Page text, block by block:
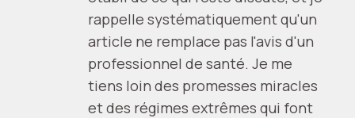
rappelle systématiquement qu'un
article ne remplace pas l'avis d'un
professionnel de santé. Je me
tiens loin des promesses miracles
et des régimes extrêmes qui font